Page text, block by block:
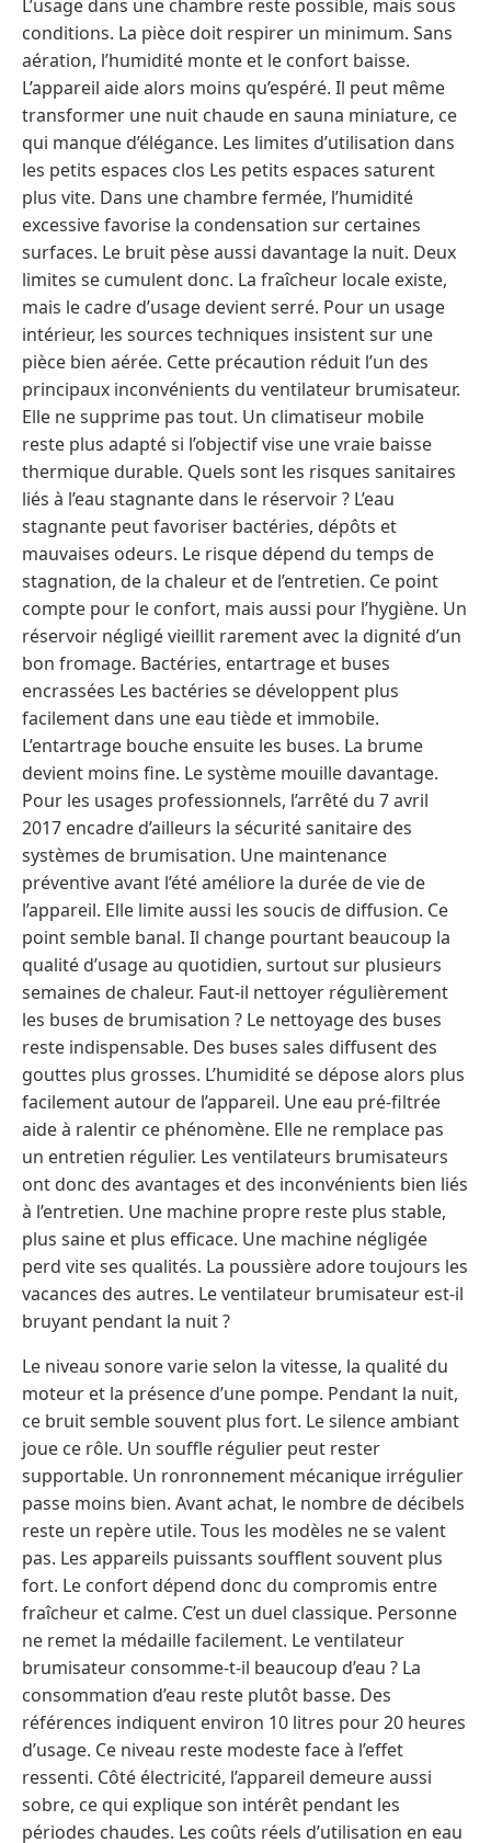
L’usage dans une chambre reste possible, mais sous
conditions. La pièce doit respirer un minimum. Sans
aération, l’humidité monte et le confort baisse.
L’appareil aide alors moins qu’espéré. Il peut même
transformer une nuit chaude en sauna miniature, ce
qui manque d’élégance. Les limites d’utilisation dans
les petits espaces clos Les petits espaces saturent
plus vite. Dans une chambre fermée, l’humidité
excessive favorise la condensation sur certaines
surfaces. Le bruit pèse aussi davantage la nuit. Deux
limites se cumulent donc. La fraîcheur locale existe,
mais le cadre d’usage devient serré. Pour un usage
intérieur, les sources techniques insistent sur une
pièce bien aérée. Cette précaution réduit l’un des
principaux inconvénients du ventilateur brumisateur.
Elle ne supprime pas tout. Un climatiseur mobile
reste plus adapté si l’objectif vise une vraie baisse
thermique durable. Quels sont les risques sanitaires
liés à l’eau stagnante dans le réservoir ? L’eau
stagnante peut favoriser bactéries, dépôts et
mauvaises odeurs. Le risque dépend du temps de
stagnation, de la chaleur et de l’entretien. Ce point
compte pour le confort, mais aussi pour l’hygiène. Un
réservoir négligé vieillit rarement avec la dignité d’un
bon fromage. Bactéries, entartrage et buses
encrassées Les bactéries se développent plus
facilement dans une eau tiède et immobile.
L’entartrage bouche ensuite les buses. La brume
devient moins fine. Le système mouille davantage.
Pour les usages professionnels, l’arrêté du 7 avril
2017 encadre d’ailleurs la sécurité sanitaire des
systèmes de brumisation. Une maintenance
préventive avant l’été améliore la durée de vie de
l’appareil. Elle limite aussi les soucis de diffusion. Ce
point semble banal. Il change pourtant beaucoup la
qualité d’usage au quotidien, surtout sur plusieurs
semaines de chaleur. Faut-il nettoyer régulièrement
les buses de brumisation ? Le nettoyage des buses
reste indispensable. Des buses sales diffusent des
gouttes plus grosses. L’humidité se dépose alors plus
facilement autour de l’appareil. Une eau pré-filtrée
aide à ralentir ce phénomène. Elle ne remplace pas
un entretien régulier. Les ventilateurs brumisateurs
ont donc des avantages et des inconvénients bien liés
à l’entretien. Une machine propre reste plus stable,
plus saine et plus efficace. Une machine négligée
perd vite ses qualités. La poussière adore toujours les
vacances des autres. Le ventilateur brumisateur est-il
bruyant pendant la nuit ?
Le niveau sonore varie selon la vitesse, la qualité du
moteur et la présence d’une pompe. Pendant la nuit,
ce bruit semble souvent plus fort. Le silence ambiant
joue ce rôle. Un souffle régulier peut rester
supportable. Un ronronnement mécanique irrégulier
passe moins bien. Avant achat, le nombre de décibels
reste un repère utile. Tous les modèles ne se valent
pas. Les appareils puissants soufflent souvent plus
fort. Le confort dépend donc du compromis entre
fraîcheur et calme. C’est un duel classique. Personne
ne remet la médaille facilement. Le ventilateur
brumisateur consomme-t-il beaucoup d’eau ? La
consommation d’eau reste plutôt basse. Des
références indiquent environ 10 litres pour 20 heures
d’usage. Ce niveau reste modeste face à l’effet
ressenti. Côté électricité, l’appareil demeure aussi
sobre, ce qui explique son intérêt pendant les
périodes chaudes. Les coûts réels d’utilisation en eau